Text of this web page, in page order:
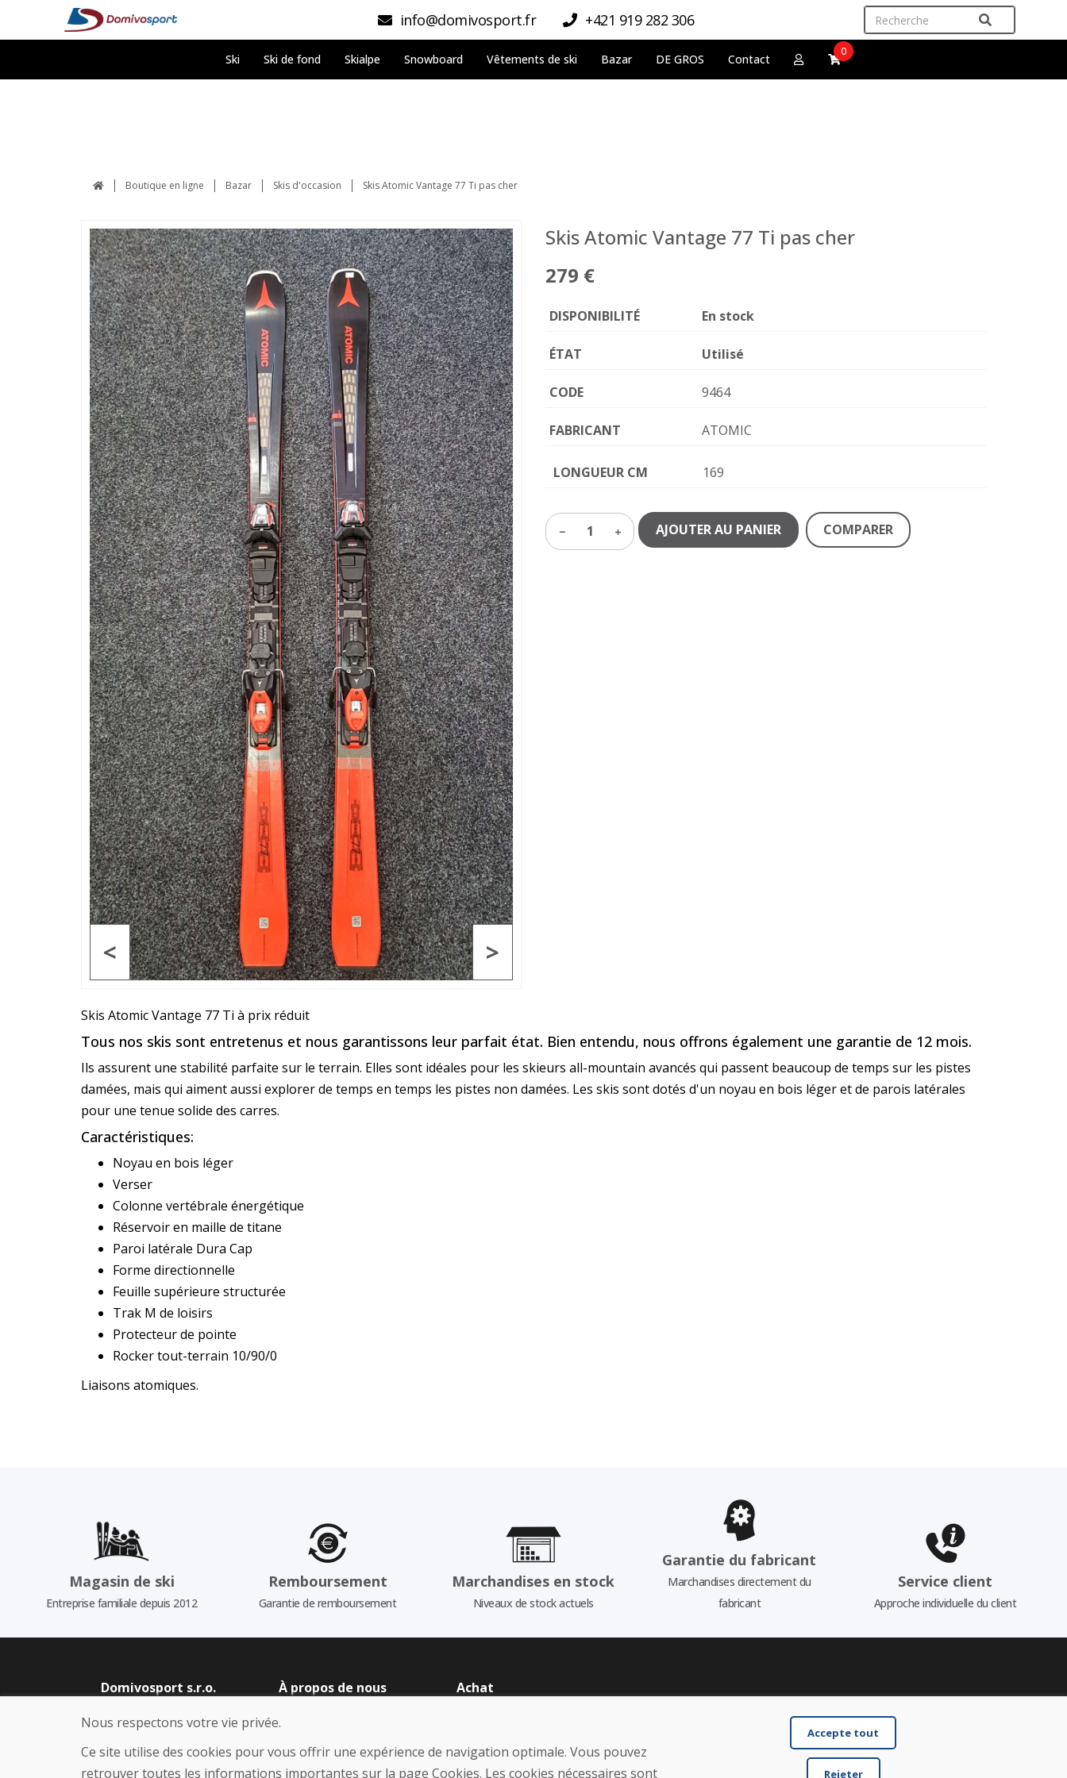
info@domivosport.fr +421 919 282 306
Ski Ski de fond Skialpe Snowboard Vêtements de ski Bazar DE GROS Contact
0
Boutique en ligne Bazar Skis d'occasion Skis Atomic Vantage 77 Ti pas cher
>
<
Skis Atomic Vantage 77 Ti pas cher
279 €
DISPONIBILITÉ En stock
ÉTAT Utilisé
CODE 9464
FABRICANT ATOMIC
LONGUEUR CM 169
1 AJOUTER AU PANIER COMPARER
Skis Atomic Vantage 77 Ti à prix réduit
Tous nos skis sont entretenus et nous garantissons leur parfait état. Bien entendu, nous offrons également une garantie de 12 mois.
Ils assurent une stabilité parfaite sur le terrain. Elles sont idéales pour les skieurs all-mountain avancés qui passent beaucoup de temps sur les pistes
damées, mais qui aiment aussi explorer de temps en temps les pistes non damées. Les skis sont dotés d'un noyau en bois léger et de parois latérales
pour une tenue solide des carres.
Caractéristiques:
Noyau en bois léger
Verser
Colonne vertébrale énergétique
Réservoir en maille de titane
Paroi latérale Dura Cap
Forme directionnelle
Feuille supérieure structurée
Trak M de loisirs
Protecteur de pointe
Rocker tout-terrain 10/90/0
Liaisons atomiques.
Magasin de ski
Entreprise familiale depuis 2012
Remboursement
Garantie de remboursement
Marchandises en stock
Niveaux de stock actuels
Garantie du fabricant
Marchandises directement du
fabricant
Service client
Approche individuelle du client
Domivosport s.r.o.
Nitra, Slovakia
Company ID: 50 223 267
À propos de nous
À propos de nous
Contact
Achat
Expédition et paiement
Procédure de réclamation
Nous respectons votre vie privée.
Ce site utilise des cookies pour vous offrir une expérience de navigation optimale. Vous pouvez
retrouver toutes les informations importantes sur la page Cookies. Les cookies nécessaires sont
Accepte tout
Rejeter